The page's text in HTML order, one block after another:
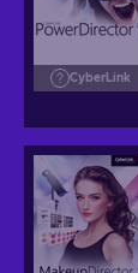
CyberLink